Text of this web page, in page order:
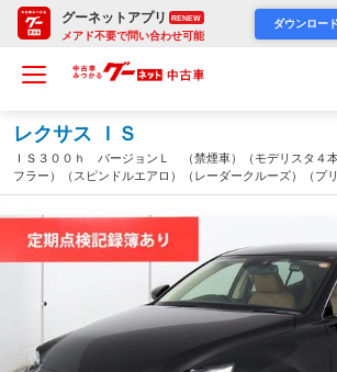
グーネットアプリ RENEW
メアド不要で問い合わせ可能
ダウンロード
レクサス ＩＳ
ＩＳ３００ｈ バージョンＬ （禁煙車）（モデリスタ４
フラー）（スピンドルエアロ）（レーダークルーズ）（プ
シュ）（茶本革）（１８インチＡＷ）（記録簿１５枚）（